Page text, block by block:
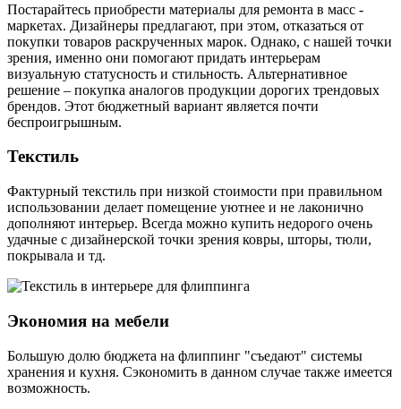
Постарайтесь приобрести материалы для ремонта в масс -
маркетах. Дизайнеры предлагают, при этом, отказаться от
покупки товаров раскрученных марок. Однако, с нашей точки
зрения, именно они помогают придать интерьерам
визуальную статусность и стильность. Альтернативное
решение – покупка аналогов продукции дорогих трендовых
брендов. Этот бюджетный вариант является почти
беспроигрышным.
Текстиль
Фактурный текстиль при низкой стоимости при правильном
использовании делает помещение уютнее и не лаконично
дополняют интерьер. Всегда можно купить недорого очень
удачные с дизайнерской точки зрения ковры, шторы, тюли,
покрывала и тд.
Экономия на мебели
Большую долю бюджета на флиппинг "съедают" системы
хранения и кухня. Сэкономить в данном случае также имеется
возможность.